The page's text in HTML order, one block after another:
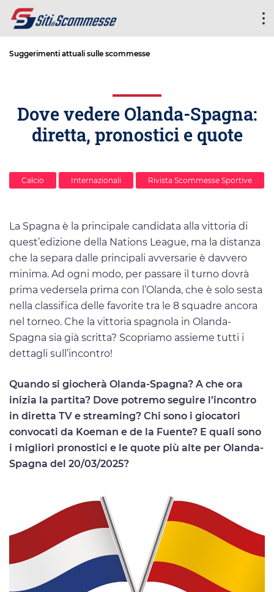
Suggerimenti attuali sulle scommesse
Dove vedere Olanda-Spagna:
diretta, pronostici e quote
Calcio Internazionali Rivista Scommesse Sportive
La Spagna è la principale candidata alla vittoria di
quest’edizione della Nations League, ma la distanza
che la separa dalle principali avversarie è davvero
minima. Ad ogni modo, per passare il turno dovrà
prima vedersela prima con l’Olanda, che è solo sesta
nella classifica delle favorite tra le 8 squadre ancora
nel torneo. Che la vittoria spagnola in Olanda-
Spagna sia già scritta? Scopriamo assieme tutti i
dettagli sull’incontro!
Quando si giocherà Olanda-Spagna? A che ora
inizia la partita? Dove potremo seguire l’incontro
in diretta TV e streaming? Chi sono i giocatori
convocati da Koeman e de la Fuente? E quali sono
i migliori pronostici e le quote più alte per Olanda-
Spagna del 20/03/2025?